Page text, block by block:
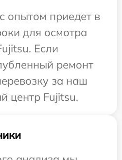
опытом приедет в
для осмотра
Если
ремонт
за наш
центр Fujitsu.